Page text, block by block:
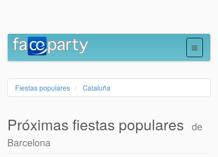
Fiestas populares Cataluña
Próximas fiestas populares
de
Barcelona